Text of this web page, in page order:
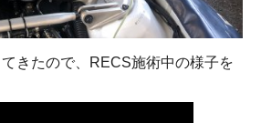
きたので、RECS施術中の様子を